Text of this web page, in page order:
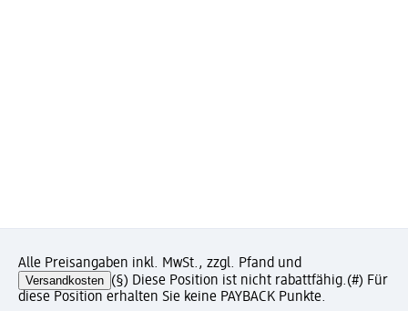
Alle Preisangaben inkl. MwSt., zzgl. Pfand und
Versandkosten (§) Diese Position ist nicht rabattfähig.(#) Für
diese Position erhalten Sie keine PAYBACK Punkte.